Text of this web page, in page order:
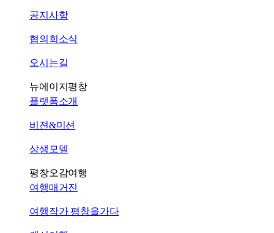
공지사항
협의회소식
오시는길
뉴에이지평창
플랫폼소개
비젼&미션
상생모델
평창오감여행
여행매거진
여행작가 평창을가다